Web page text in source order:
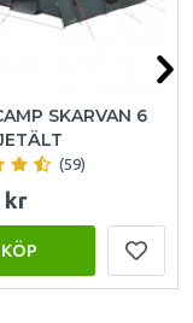
SKARVAN 6
(59)
kr
KÖP